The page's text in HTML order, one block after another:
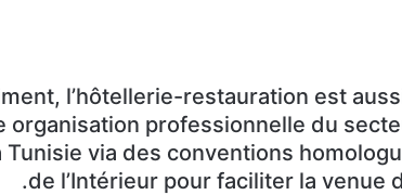
l’hôtellerie-restauration est
organisation professionnelle du
Tunisie via des conventions
de l’Intérieur pour faciliter la venue